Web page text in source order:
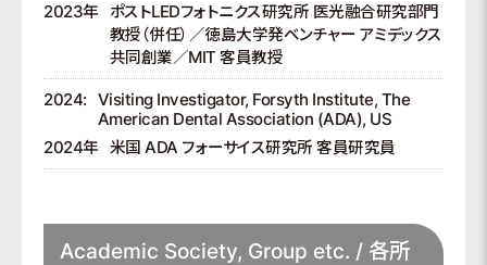
2024:
Visiting Investigator, Forsyth Institute, The
American Dental Association (ADA), US
2023年
ポストLEDフォトニクス研究所 医光融合研究部門
教授（併任）／徳島大学発ベンチャー アミデックス
共同創業／MIT 客員教授
2024年 米国 ADA フォーサイス研究所 客員研究員
Academic Society, Group etc. / 各所